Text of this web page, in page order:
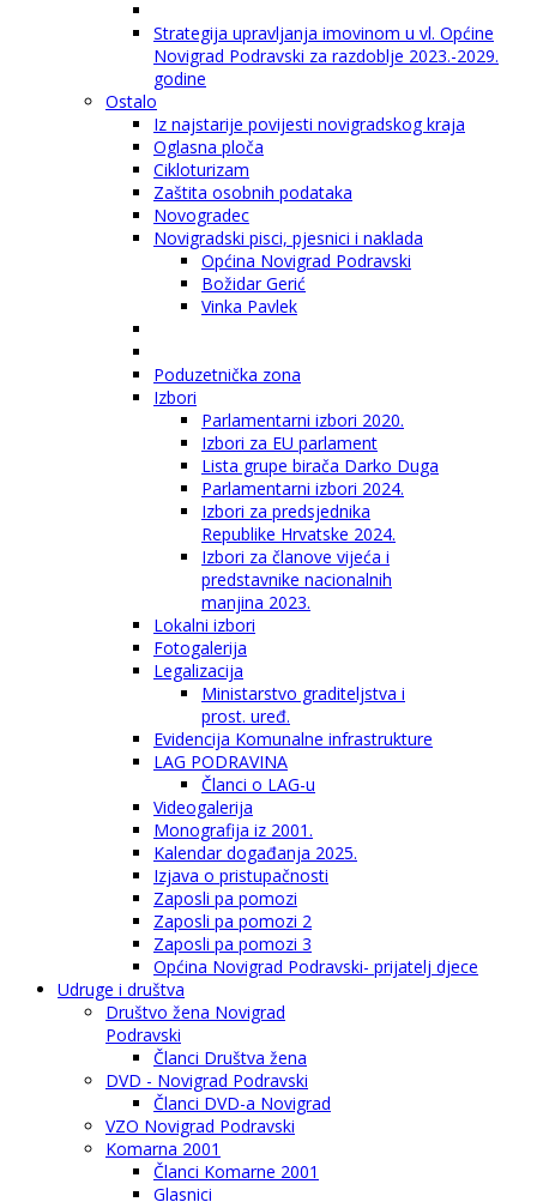
Strategija upravljanja imovinom u vl. Općine
Novigrad Podravski za razdoblje 2023.-2029.
godine
Ostalo
Iz najstarije povijesti novigradskog kraja
Oglasna ploča
Cikloturizam
Zaštita osobnih podataka
Novogradec
Novigradski pisci, pjesnici i naklada
Općina Novigrad Podravski
Božidar Gerić
Vinka Pavlek
Poduzetnička zona
Izbori
Parlamentarni izbori 2020.
Izbori za EU parlament
Lista grupe birača Darko Duga
Parlamentarni izbori 2024.
Izbori za predsjednika
Republike Hrvatske 2024.
Izbori za članove vijeća i
predstavnike nacionalnih
manjina 2023.
Lokalni izbori
Fotogalerija
Legalizacija
Ministarstvo graditeljstva i
prost. uređ.
Evidencija Komunalne infrastrukture
LAG PODRAVINA
Članci o LAG-u
Videogalerija
Monografija iz 2001.
Kalendar događanja 2025.
Izjava o pristupačnosti
Zaposli pa pomozi
Zaposli pa pomozi 2
Zaposli pa pomozi 3
Općina Novigrad Podravski- prijatelj djece
Udruge i društva
Društvo žena Novigrad
Podravski
Članci Društva žena
DVD - Novigrad Podravski
Članci DVD-a Novigrad
VZO Novigrad Podravski
Komarna 2001
Članci Komarne 2001
Glasnici